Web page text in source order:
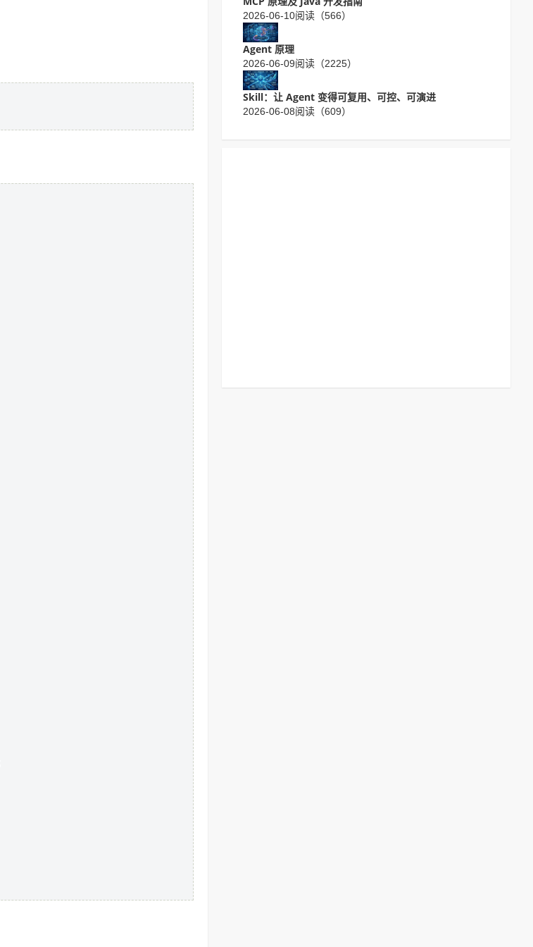
2026-06-10阅读（566）
Agent 原理
2026-06-09阅读（2225）
Skill：让 Agent 变得可复用、可控、可演进
2026-06-08阅读（609）